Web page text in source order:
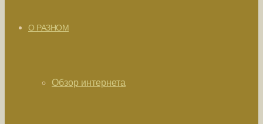
О РАЗНОМ
Обзор интернета